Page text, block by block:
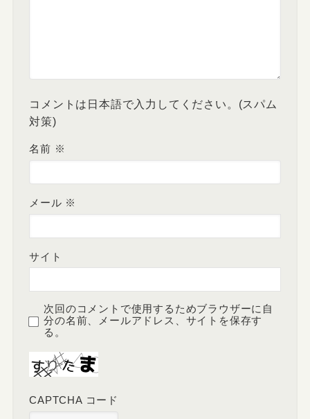
コメントは日本語で入力してください。(スパム
対策)
名前 ※
メール ※
サイト
次回のコメントで使用するためブラウザーに自
分の名前、メールアドレス、サイトを保存す
る。
CAPTCHA コード